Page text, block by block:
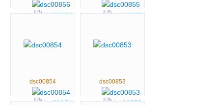
dsc00854 dsc00853